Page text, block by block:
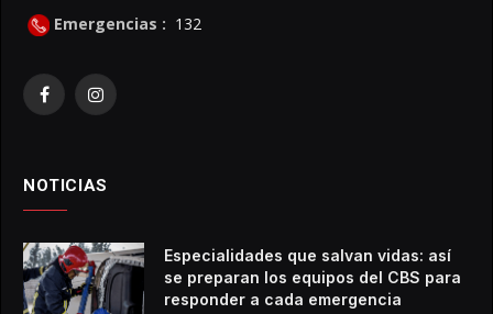
Emergencias : 132
FacebookInstagram
NOTICIAS
Especialidades que salvan vidas: así
se preparan los equipos del CBS para
responder a cada emergencia